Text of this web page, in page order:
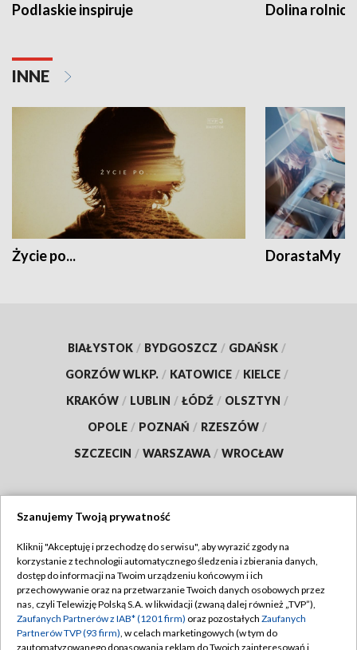
Podlaskie inspiruje Dolina
INNE
Życie po... DorastaMy
BIAŁYSTOK / BYDGOSZCZ / GDAŃSK /
GORZÓW WLKP. / KATOWICE / KIELCE /
KRAKÓW / LUBLIN / ŁÓDŹ / OLSZTYN /
OPOLE / POZNAŃ / RZESZÓW /
SZCZECIN / WARSZAWA / WROCŁAW
TVP
Abonament TVP
Emisja w TVP
Centrum informacji TVP
Regulamin TVP
Polityka prywatności
Moje zgody
Szanujemy Twoją prywatność
Kliknij "Akceptuję i przechodzę do serwisu", aby wyrazić zgody na
korzystanie z technologii automatycznego śledzenia i zbierania danych,
dostęp do informacji na Twoim urządzeniu końcowym i ich
przechowywanie oraz na przetwarzanie Twoich danych osobowych przez
nas, czyli Telewizję Polską S.A. w likwidacji (zwaną dalej również „TVP”),
Zaufanych Partnerów z IAB* (1201 firm) oraz pozostałych Zaufanych
Partnerów TVP (93 firm), w celach marketingowych (w tym do
zautomatyzowanego dopasowania reklam do Twoich zainteresowań i